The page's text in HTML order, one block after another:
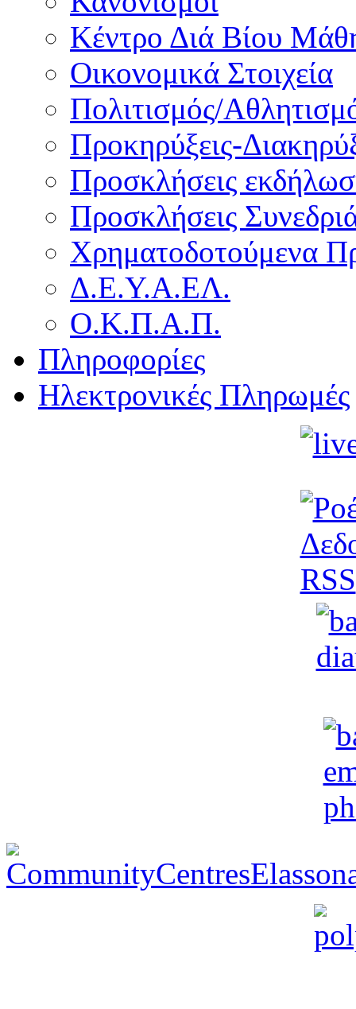
Κέντρο Διά Βίου
Οικονομικά Στοιχεία
Πολιτισμός/
Προκηρύξεις-
Προσκλήσεις
Προσκλήσεις
Χρηματοδοτούμενα
Δ.Ε.Υ.Α.ΕΛ.
Ο.Κ.Π.Α.Π.
Πληροφορίες
Ηλεκτρονικές Πληρωμές